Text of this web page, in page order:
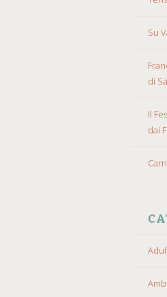
Su
di
Il
dai